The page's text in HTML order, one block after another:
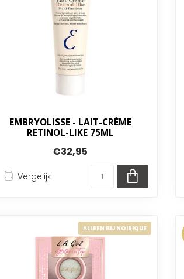
EMBRYOLISSE - LAIT-CRÈME
RETINOL-LIKE 75ML
€32,95
Vergelijk
ALLEEN BIJ NOIRIQUE